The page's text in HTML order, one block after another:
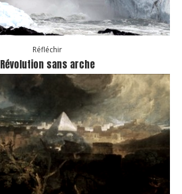
Réfléchir
Révolution sans arche